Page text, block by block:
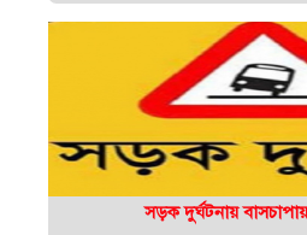
সড়ক দুর্ঘটনায়